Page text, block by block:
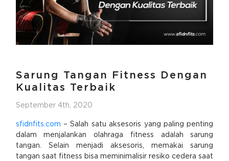
Sarung Tangan Fitness Dengan
Kualitas Terbaik
September 4th, 2020
sfidnfits.com – Salah satu aksesoris yang paling penting
dalam menjalankan olahraga fitness adalah sarung
tangan. Selain menjadi aksesoris, memakai sarung
tangan saat fitness bisa meminimalisir resiko cedera saat